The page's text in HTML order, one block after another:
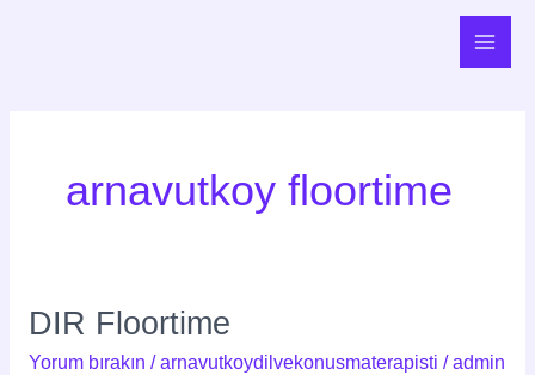
Main
arnavutkoy floortime
DIR Floortime
Yorum bırakın /arnavutkoydilvekonusmaterapisti /admin
DIR